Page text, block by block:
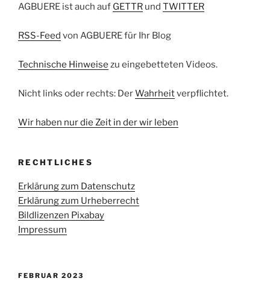
AGBUERE ist auch auf GETTR und TWITTER
RSS-Feed von AGBUERE für Ihr Blog
Technische Hinweise zu eingebetteten Videos.
Nicht links oder rechts: DerWahrheitverpflichtet.
Wir haben nur die Zeit in der wir leben
RECHTLICHES
Erklärung zum Datenschutz
Erklärung zum Urheberrecht
Bildlizenzen Pixabay
Impressum
FEBRUAR 2023